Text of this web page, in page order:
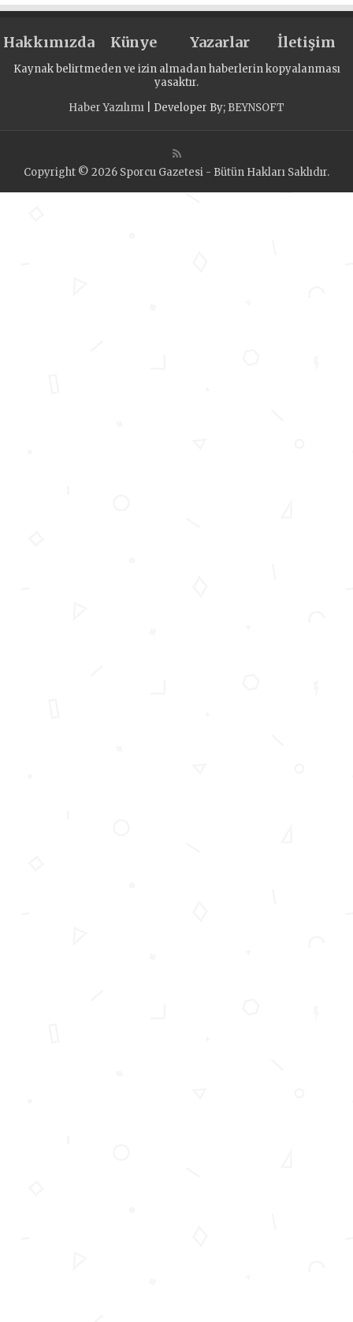
Hakkımızda Künye Yazarlar İletişim
Kaynak belirtmeden ve izin almadan haberlerin kopyalanması
yasaktır.
Haber Yazılımı | Developer By; BEYNSOFT
Copyright © 2026 Sporcu Gazetesi - Bütün Hakları Saklıdır.